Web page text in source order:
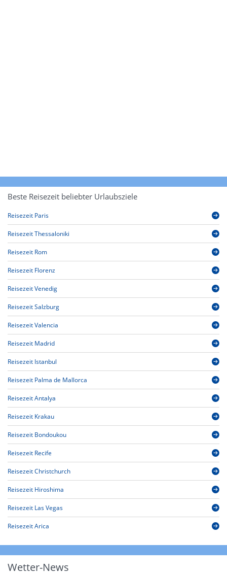
Beste Reisezeit beliebter Urlaubsziele
Reisezeit Paris
Reisezeit Thessaloniki
Reisezeit Rom
Reisezeit Florenz
Reisezeit Venedig
Reisezeit Salzburg
Reisezeit Valencia
Reisezeit Madrid
Reisezeit Istanbul
Reisezeit Palma de Mallorca
Reisezeit Antalya
Reisezeit Krakau
Reisezeit Bondoukou
Reisezeit Recife
Reisezeit Christchurch
Reisezeit Hiroshima
Reisezeit Las Vegas
Reisezeit Arica
Wetter-News